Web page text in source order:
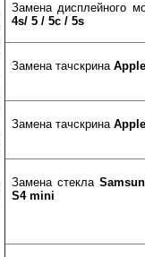
Замена дисплейного
4s/ 5 / 5с / 5s
Замена тачскрина
Замена тачскрина
Замена стекла
S4 mini